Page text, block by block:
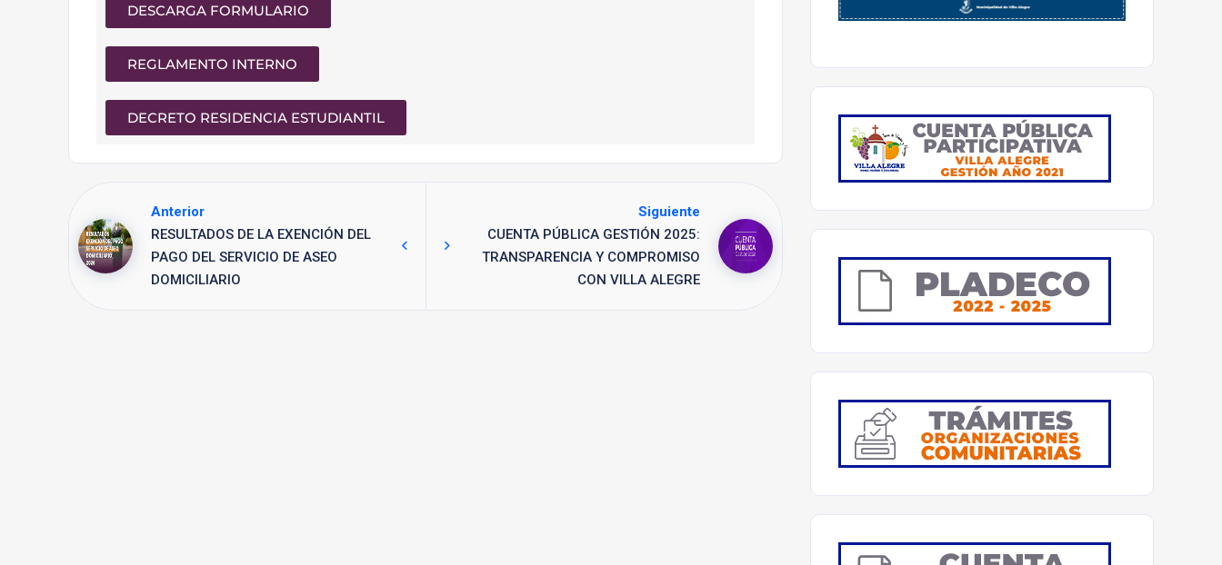
DESCARGA FORMULARIO
REGLAMENTO INTERNO
DECRETO RESIDENCIA ESTUDIANTIL
Anterior
RESULTADOS DE LA EXENCIÓN DEL
PAGO DEL SERVICIO DE ASEO
DOMICILIARIO
Siguiente
CUENTA PÚBLICA GESTIÓN 2025:
TRANSPARENCIA Y COMPROMISO
CON VILLA ALEGRE